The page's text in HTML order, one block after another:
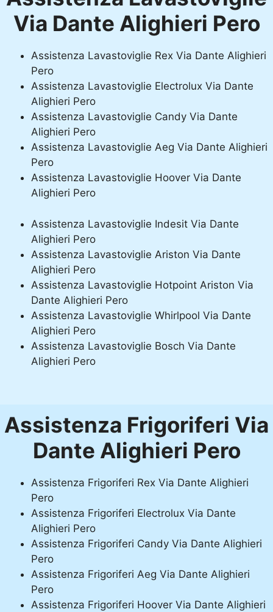
Via Dante Alighieri Pero
Assistenza Lavastoviglie Rex Via Dante Alighieri
Pero
Assistenza Lavastoviglie Electrolux Via Dante
Alighieri Pero
Assistenza Lavastoviglie Candy Via Dante
Alighieri Pero
Assistenza Lavastoviglie Aeg Via Dante Alighieri
Pero
Assistenza Lavastoviglie Hoover Via Dante
Alighieri Pero
Assistenza Lavastoviglie Indesit Via Dante
Alighieri Pero
Assistenza Lavastoviglie Ariston Via Dante
Alighieri Pero
Assistenza Lavastoviglie Hotpoint Ariston Via
Dante Alighieri Pero
Assistenza Lavastoviglie Whirlpool Via Dante
Alighieri Pero
Assistenza Lavastoviglie Bosch Via Dante
Alighieri Pero
Assistenza Frigoriferi Via
Dante Alighieri Pero
Assistenza Frigoriferi Rex Via Dante Alighieri
Pero
Assistenza Frigoriferi Electrolux Via Dante
Alighieri Pero
Assistenza Frigoriferi Candy Via Dante Alighieri
Pero
Assistenza Frigoriferi Aeg Via Dante Alighieri
Pero
Assistenza Frigoriferi Hoover Via Dante Alighieri